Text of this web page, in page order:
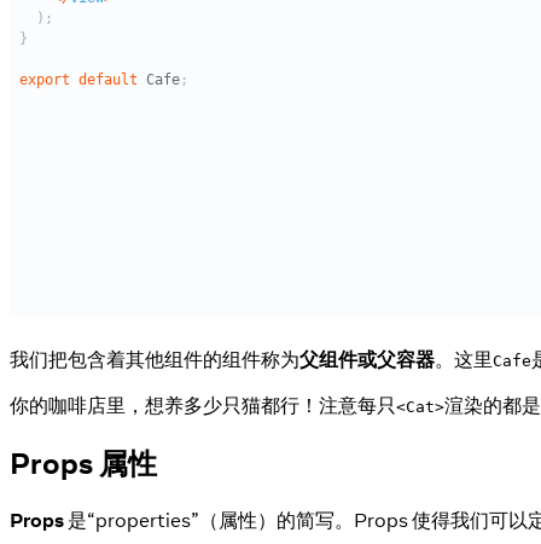
我们把包含着其他组件的组件称为父组件或父容器。这里Cafe
你的咖啡店里，想养多少只猫都行！注意每只<Cat>渲染的都
Props 属性
Props 是“properties”（属性）的简写。Props 使得我们可以